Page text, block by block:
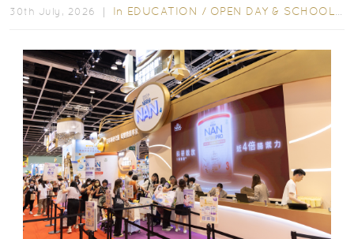
30th July, 2026 ｜ In EDUCATION / OPEN DAY & SCHOOL EVENTS